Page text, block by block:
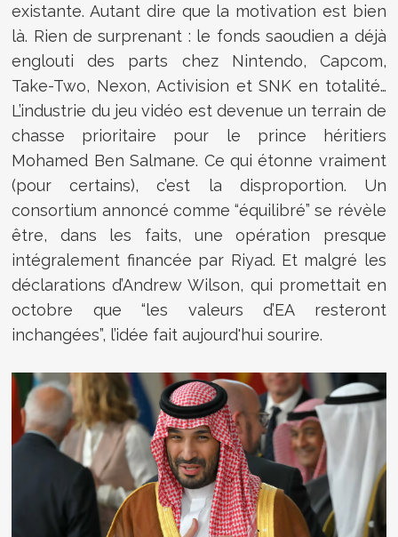
existante. Autant dire que la motivation est bien
là. Rien de surprenant : le fonds saoudien a déjà
englouti des parts chez Nintendo, Capcom,
Take-Two, Nexon, Activision et SNK en totalité…
L’industrie du jeu vidéo est devenue un terrain de
chasse prioritaire pour le prince héritiers
Mohamed Ben Salmane. Ce qui étonne vraiment
(pour certains), c’est la disproportion. Un
consortium annoncé comme “équilibré” se révèle
être, dans les faits, une opération presque
intégralement financée par Riyad. Et malgré les
déclarations d’Andrew Wilson, qui promettait en
octobre que “les valeurs d’EA resteront
inchangées”, l’idée fait aujourd'hui sourire.